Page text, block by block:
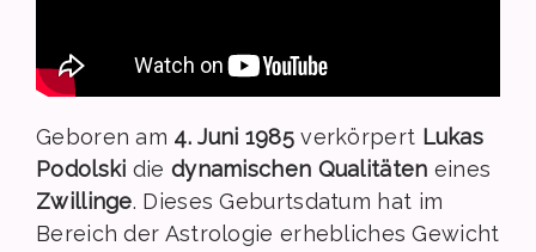
Geboren am 4. Juni 1985verkörpert Lukas
Podolski die dynamischen Qualitäten eines
Zwillinge. Dieses Geburtsdatum hat im
Bereich der Astrologie erhebliches Gewicht